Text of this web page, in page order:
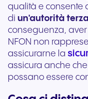
qualità e consente
di un'autorità
conseguenza,
NFON non
assicurarne la
assicura anche
possano essere